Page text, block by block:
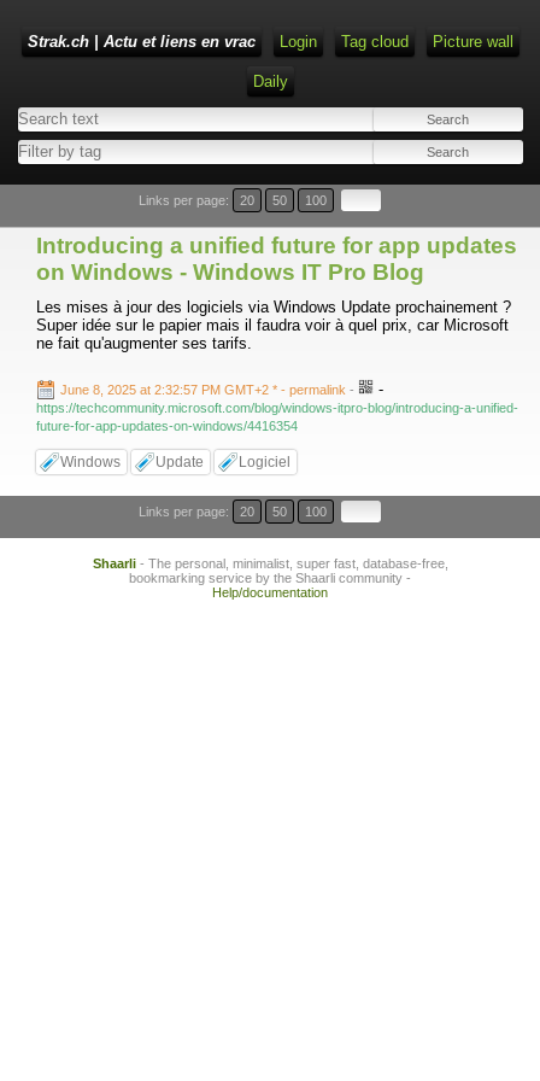
Strak.ch | Actu et liens en vrac Login Tag cloud Picture wall
Daily
Links per page: 20 50 100
Introducing a unified future for app updates
on Windows - Windows IT Pro Blog
Les mises à jour des logiciels via Windows Update prochainement ?
Super idée sur le papier mais il faudra voir à quel prix, car Microsoft
ne fait qu'augmenter ses tarifs.
June 8, 2025 at 2:32:57 PM GMT+2 * - permalink - -
https://techcommunity.microsoft.com/blog/windows-itpro-blog/introducing-a-unified-
future-for-app-updates-on-windows/4416354
Windows Update Logiciel
Links per page: 20 50 100
Shaarli- The personal, minimalist, super fast, database-free,
bookmarking service by the Shaarli community -
Help/documentation